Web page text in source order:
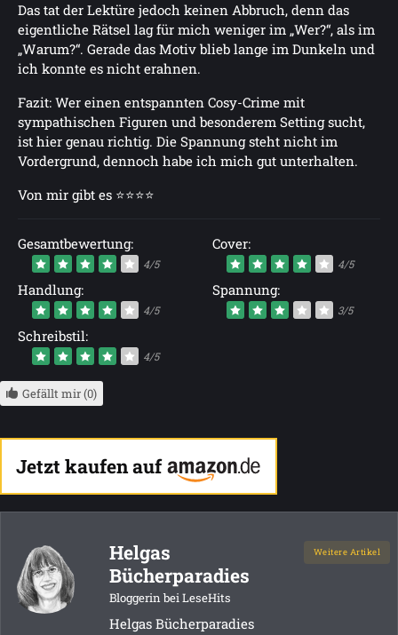
Das tat der Lektüre jedoch keinen Abbruch, denn das
eigentliche Rätsel lag für mich weniger im „Wer?“, als im
„Warum?“. Gerade das Motiv blieb lange im Dunkeln und
ich konnte es nicht erahnen.
Fazit: Wer einen entspannten Cosy-Crime mit
sympathischen Figuren und besonderem Setting sucht,
ist hier genau richtig. Die Spannung steht nicht im
Vordergrund, dennoch habe ich mich gut unterhalten.
Von mir gibt es ⭐⭐⭐⭐
Gesamtbewertung:
4/5
Cover:
4/5
Handlung:
4/5
Spannung:
3/5
Schreibstil:
4/5
Gefällt mir (0)
Jetzt kaufen auf
Helgas
Bücherparadies
Bloggerin bei LeseHits
Weitere Artikel
Helgas Bücherparadies